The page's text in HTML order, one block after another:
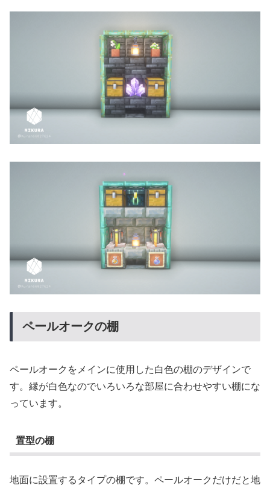
ペールオークの棚
ペールオークをメインに使用した白色の棚のデザインで
す。縁が白色なのでいろいろな部屋に合わせやすい棚にな
っています。
置型の棚
地面に設置するタイプの棚です。ペールオークだけだと地